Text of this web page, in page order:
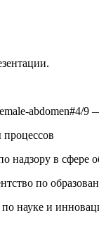
abdomen#4/9
надзору в сфере
по
науке и